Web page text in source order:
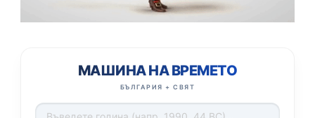
МАШИНА НА ВРЕМЕТО
БЪЛГАРИЯ + СВЯТ